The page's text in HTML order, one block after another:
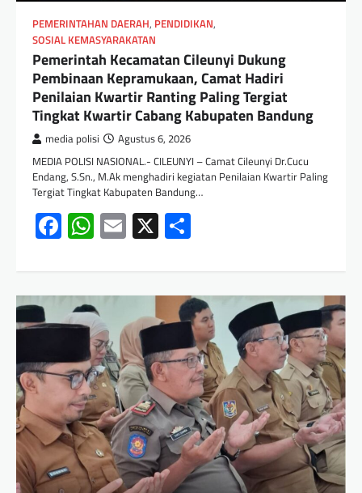
PEMERINTAHAN DAERAH, PENDIDIKAN,
SOSIAL KEMASYARAKATAN
Pemerintah Kecamatan Cileunyi Dukung
Pembinaan Kepramukaan, Camat Hadiri
Penilaian Kwartir Ranting Paling Tergiat
Tingkat Kwartir Cabang Kabupaten Bandung
media polisi Agustus 6, 2026
MEDIA POLISI NASIONAL.- CILEUNYI – Camat Cileunyi Dr.Cucu
Endang, S.Sn., M.Ak menghadiri kegiatan Penilaian Kwartir Paling
Tergiat Tingkat Kabupaten Bandung…
Facebook
WhatsApp
Email
X